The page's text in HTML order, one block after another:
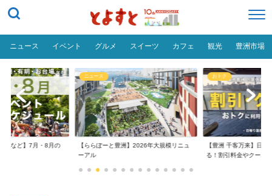
ニュース イベント グルメ スイーツ カフェ 観光 豊洲市場
場など】7月・8月の
ニュース
【ららぽーと豊洲】2026年大規模リニュ
ーアル
おトク
【豊洲 千客万来】日帰
る！割引料金やクーポ...